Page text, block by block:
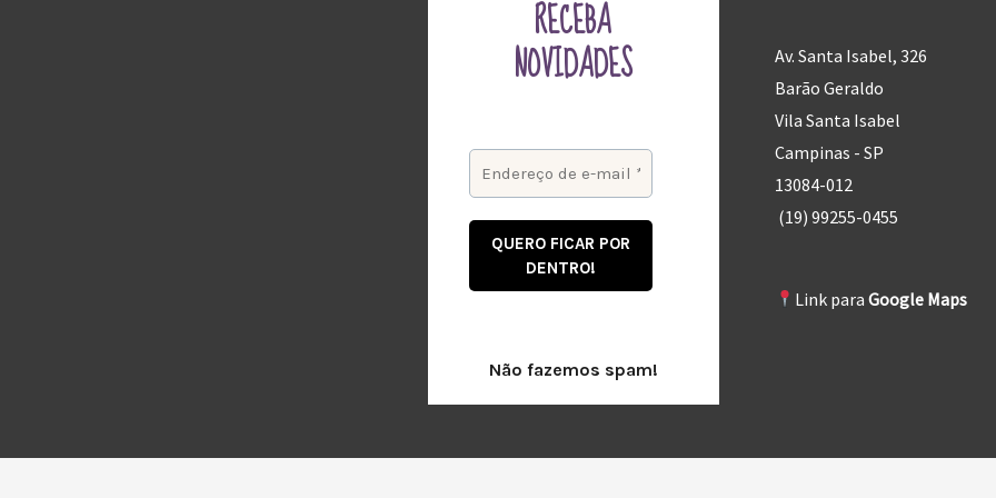
RECEBA
NOVIDADES
Não fazemos spam!
Av. Santa Isabel, 326
Barão Geraldo
Vila Santa Isabel
Campinas - SP
13084-012
(19) 99255-0455
Link paraGoogle Maps